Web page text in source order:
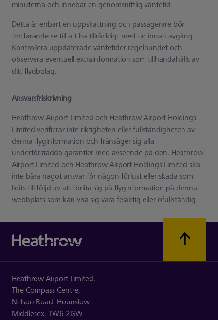
minuterna och innebär en genomsnittlig väntetid.
Detta är enbart en uppskattning och passagerare bör
fortfarande se till att ha tillräckligt med tid innan avgång.
Kontrollera uppdaterade väntetider regelbundet och
observera eventuell extrainformation som tillhandahålls av
ditt flygbolag.
Ansvarsfriskrivning
Heathrow Airport Limited och Heathrow Airport Holdings
Limited verifierar inte riktigheten eller fullständigheten av
denna flyginformation och frånsäger sig alla
underförstådda garantier med avseende på den. Heathrow
Airport Limited och Heathrow Airport Holdings Limited ska
inte bära något ansvar för någon förlust eller skada som
lidits till följd av att förlita sig på flyginformation på denna
webbplats som kan visa sig vara felaktig eller ofullständig.
Heathrow Airport Limited,
The Compass Centre,
Nelson Road, Hounslow
Middlesex, TW6 2GW